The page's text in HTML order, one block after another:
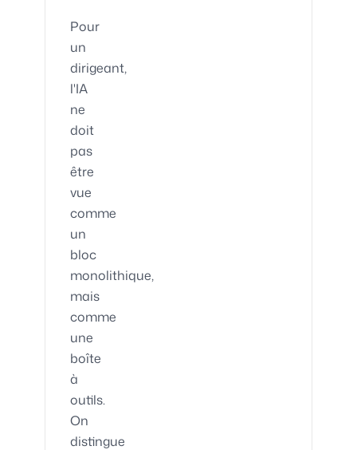
Pour
un
dirigeant,
l'IA
ne
doit
pas
être
vue
comme
un
bloc
monolithique,
mais
comme
une
boîte
à
outils.
On
distingue